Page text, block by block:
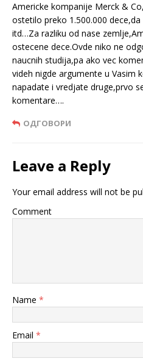
Americke kompanije Merck &
ostetilo preko 1.500.000
itd…Za razliku od nase
ostecene dece.Ovde niko ne
naucnih studija,pa ako vec
videh nigde argumente u Vasim
napadate i vredjate druge,prvo
komentare….
ОДГОВОРИ
Leave a Reply
Your email address will not be
Comment
Name *
Email *